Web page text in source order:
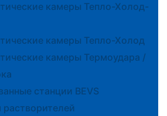
камеры Тепло-Холод-
камеры Тепло-Холод
камеры Термоудара /
станции BEVS
растворителей